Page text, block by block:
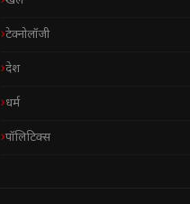
टेक्नोलॉजी
देश
धर्म
पॉलिटिक्स